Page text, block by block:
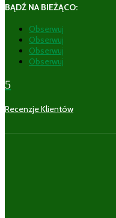
BĄDŹ NA BIEŻĄCO:
Obserwuj
Obserwuj
Obserwuj
Obserwuj
5
Recenzje Klientów